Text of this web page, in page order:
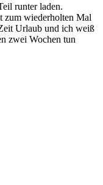
runter laden.
zum wiederholten Mal
Urlaub und ich weiß
zwei Wochen tun